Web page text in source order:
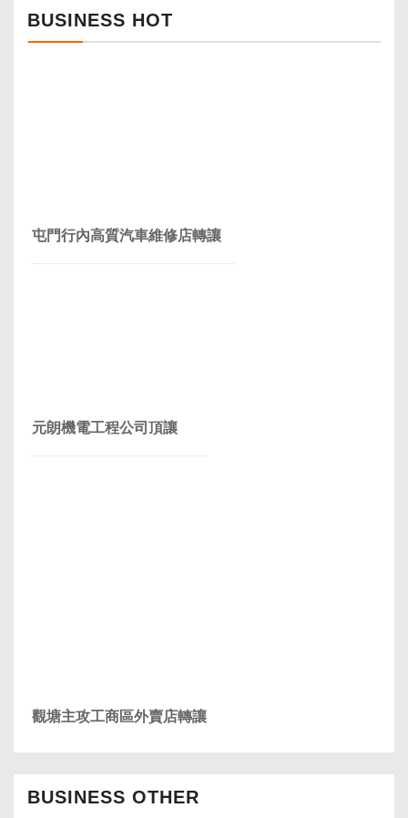
BUSINESS HOT
屯門行內高質汽車維修店轉讓
元朗機電工程公司頂讓
觀塘主攻工商區外賣店轉讓
BUSINESS OTHER